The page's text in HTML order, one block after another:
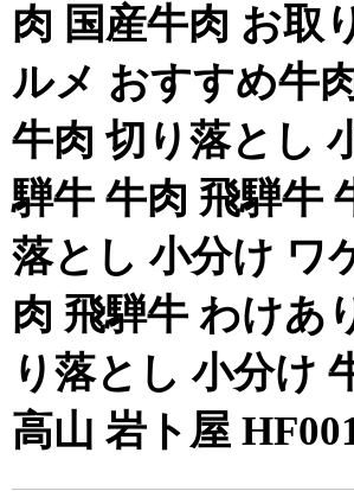
肉 国産牛肉 お取
ルメ おすすめ牛
牛肉 切り落とし
騨牛 牛肉 飛騨牛
落とし 小分け ワ
肉 飛騨牛 わけあ
り落とし 小分け
高山 岩ト屋